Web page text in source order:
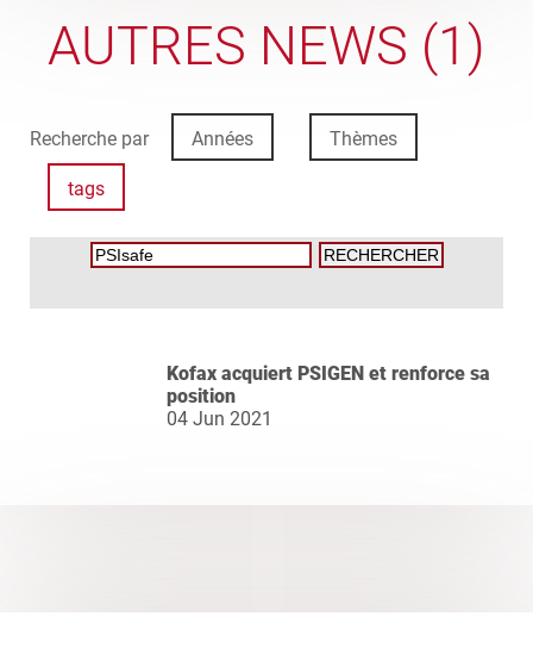
AUTRES NEWS (1)
Recherche par Années Thèmes
tags
Kofax acquiert PSIGEN et renforce sa
position
04 Jun 2021